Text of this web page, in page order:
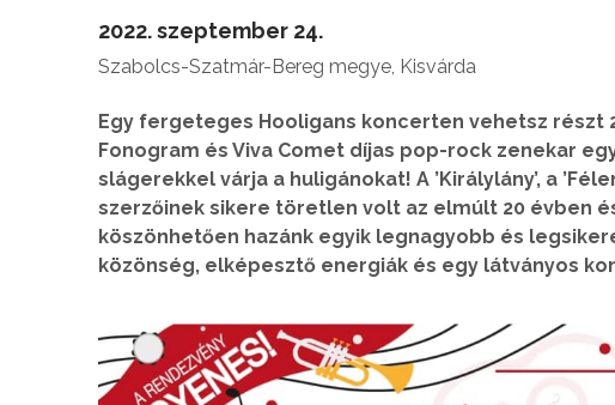
2022. szeptember 24.
Szabolcs-Szatmár-Bereg megye, Kisvárda
Egy fergeteges Hooligans koncerten vehetsz részt
Fonogram és Viva Comet díjas pop-rock zenekar
slágerekkel várja a huligánokat! A ’Királylány’, a
szerzőinek sikere töretlen volt az elmúlt 20 évben
köszönhetően hazánk egyik legnagyobb és
közönség, elképesztő energiák és egy látványos